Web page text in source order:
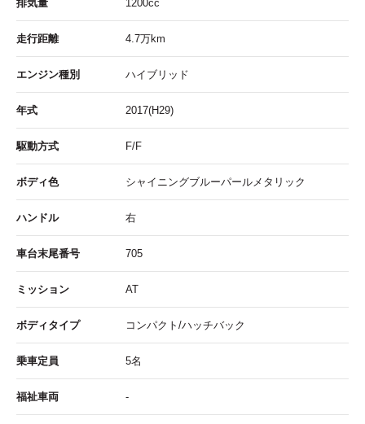
排気量 1200cc
走行距離 4.7万km
エンジン種別 ハイブリッド
年式 2017(H29)
駆動方式 F/F
ボディ色 シャイニングブルーパールメタリック
ハンドル 右
車台末尾番号 705
ミッション AT
ボディタイプ コンパクト/ハッチバック
乗車定員 5名
福祉車両 -